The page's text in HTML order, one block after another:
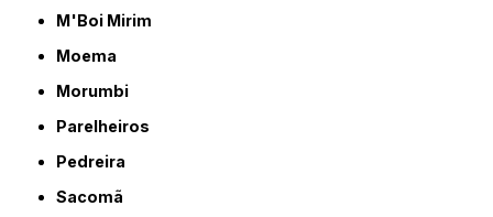
M'Boi Mirim
Moema
Morumbi
Parelheiros
Pedreira
Sacomã